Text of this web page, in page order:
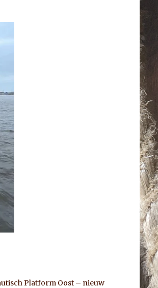
Platform Oost – nieuw